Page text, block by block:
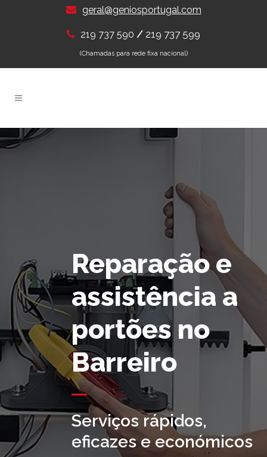
geral@geniosportugal.com
219 737 590 / 219 737 599
(Chamadas para rede fixa nacional)
Reparação e
assistência a
portões no
Barreiro
Serviços rápidos,
eficazes e económicos